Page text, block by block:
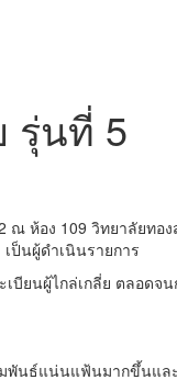
รุ่นที่ 5
ห้อง 109 วิทยาลัยทอ
นผู้ดำเนินรายการ
บียนผู้ไกล่เกลี่ย ตลอดจ
พันธ์แน่นแฟ้นมากขึ้นแล